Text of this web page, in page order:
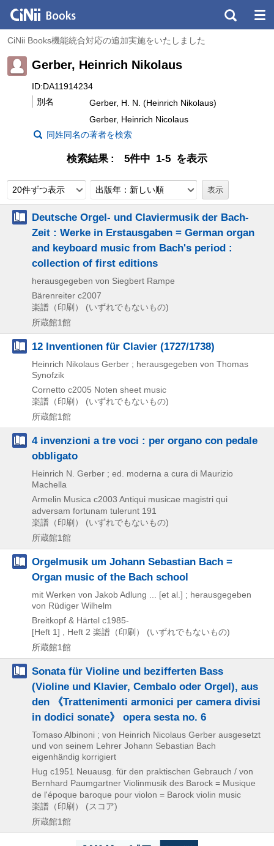
CiNii Books機能統合対応の追加実施をいたしました
Gerber, Heinrich Nikolaus
ID:DA11914234
別名
Gerber, H. N. (Heinrich Nikolaus)
Gerber, Heinrich Nicolaus
同姓同名の著者を検索
検索結果 5件中 1-5 を表示
20件ずつ表示 出版年：新しい順
Deutsche Orgel- und Claviermusik der Bach-
Zeit : Werke in Erstausgaben = German organ
and keyboard music from Bach's period :
collection of first editions
herausgegeben von Siegbert Rampe
Bärenreiter c2007
楽譜（印刷） (いずれでもないもの)
所蔵館1館
12 Inventionen für Clavier (1727/1738)
Heinrich Nikolaus Gerber ; herausgegeben von Thomas
Synofzik
Cornetto c2005 Noten sheet music
楽譜（印刷） (いずれでもないもの)
所蔵館1館
4 invenzioni a tre voci : per organo con pedale
obbligato
Heinrich N. Gerber ; ed. moderna a cura di Maurizio
Machella
Armelin Musica c2003 Antiqui musicae magistri qui
adversam fortunam tulerunt 191
楽譜（印刷） (いずれでもないもの)
所蔵館1館
Orgelmusik um Johann Sebastian Bach =
Organ music of the Bach school
mit Werken von Jakob Adlung ... [et al.] ; herausgegeben
von Rüdiger Wilhelm
Breitkopf & Härtel c1985-
[Heft 1] , Heft 2 楽譜（印刷） (いずれでもないもの)
所蔵館1館
Sonata für Violine und bezifferten Bass
(Violine und Klavier, Cembalo oder Orgel), aus
den 《Trattenimenti armonici per camera divisi
in dodici sonate》 opera sesta no. 6
Tomaso Albinoni ; von Heinrich Nicolaus Gerber ausgesetzt
und von seinem Lehrer Johann Sebastian Bach
eigenhändig korrigiert
Hug c1951 Neuausg. für den praktischen Gebrauch / von
Bernhard Paumgartner Violinmusik des Barock = Musique
de l'époque baroque pour violon = Barock violin music
楽譜（印刷） (スコア)
所蔵館1館